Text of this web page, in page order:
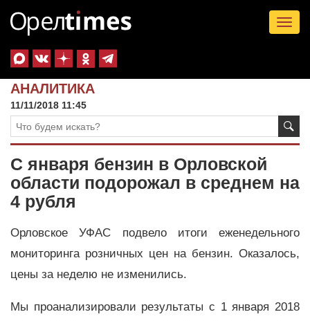
АНАЛИТИКА
11/11/2018 11:45
С января бензин в Орловской
области подорожал в среднем на
4 рубля
Орловское УФАС подвело итоги еженедельного
мониторинга розничных цен на бензин. Оказалось,
цены за неделю не изменились.
Мы проанализировали результаты с 1 января 2018